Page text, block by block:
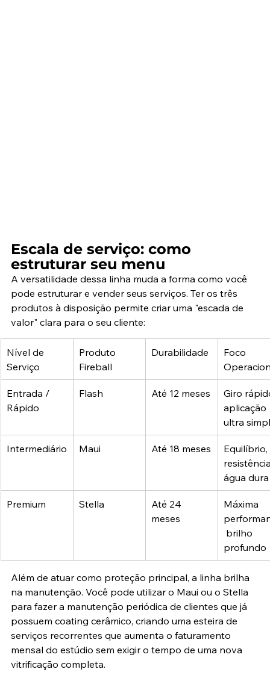
Escala de serviço: como
estruturar seu menu
A versatilidade dessa linha muda a forma como você
pode estruturar e vender seus serviços. Ter os três
produtos à disposição permite criar uma "escada de
valor" clara para o seu cliente:
Nível de
Serviço
Produto
Fireball
Durabilidade
Foco
Entrada /
Rápido
Flash Até 12 meses
Giro
aplicação
ultra
Intermediário Maui Até 18 meses
Equilíbrio,
água dura
Premium Stella
Até 24
meses
Máxima
brilho
profundo
Além de atuar como proteção principal, a linha brilha
na manutenção. Você pode utilizar o Maui ou o Stella
para fazer a manutenção periódica de clientes que já
possuem coating cerâmico, criando uma esteira de
serviços recorrentes que aumenta o faturamento
mensal do estúdio sem exigir o tempo de uma nova
vitrificação completa.